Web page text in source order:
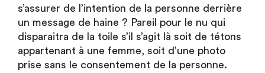
s’assurer de l’intention de la personne derrière
un message de haine ? Pareil pour le nu qui
disparaitra de la toile s’il s’agit là soit de tétons
appartenant à une femme, soit d’une photo
prise sans le consentement de la personne.